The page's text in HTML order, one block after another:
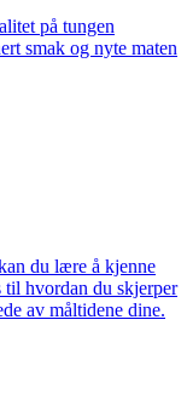
på tungen
smak og nyte maten
du lære å kjenne
hvordan du skjerper
av måltidene dine.